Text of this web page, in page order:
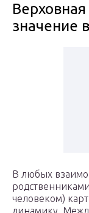
значение
В любых
человеком)
динамику.